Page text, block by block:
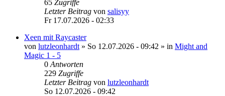
65 Zugriffe
Letzter Beitrag von salisyy
Fr 17.07.2026 - 02:33
Xeen mit Raycaster
von lutzleonhardt » So 12.07.2026 - 09:42 » in Might and
Magic 1 - 5
0 Antworten
229 Zugriffe
Letzter Beitrag von lutzleonhardt
So 12.07.2026 - 09:42